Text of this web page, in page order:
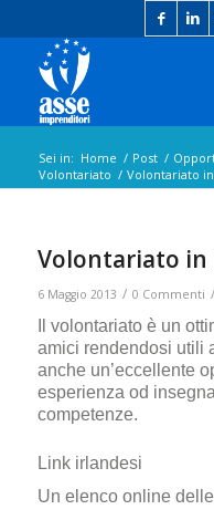
Sei in: Home / Post /
Volontariato / Volontariato
Volontariato in
6 Maggio 2013 / 0 Commenti /
Il volontariato è un
amici rendendosi utili
anche un’eccellente
esperienza od
competenze.
Link irlandesi
Un elenco online